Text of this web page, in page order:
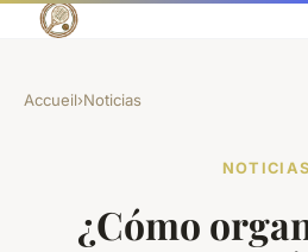
Accueil›Noticias
NOTICIAS
¿Cómo